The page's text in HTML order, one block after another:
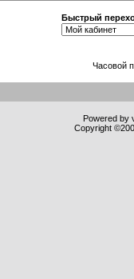
Быстрый
Часовой
Powered by
Copyright